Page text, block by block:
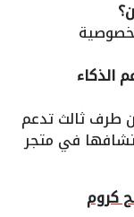
الذكاء
طرف ثالث تدعم
في متجر
كروم